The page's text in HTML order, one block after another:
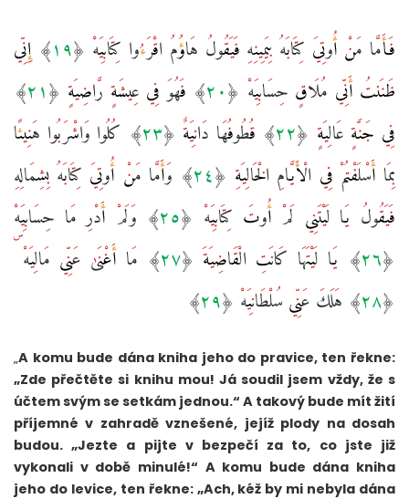
فَأَمَّا مَنْ أُوتِيَ كِتَابَهُ بِيَمِينِهِ فَيَقُولُ هَاؤُمُ اقْرَءُوا كِتَابِيَهْ ‎﴿١٩﴾‏ إِنِّي
ظَنَنتُ أَنِّي مُلَاقٍ حِسَابِيَهْ ‎﴿٢٠﴾‏ فَهُوَ فِي عِيشَةٍ رَّاضِيَةٍ ‎﴿٢١﴾‏
فِي جَنَّةٍ عَالِيَةٍ ‎﴿٢٢﴾‏ قُطُوفُهَا دَانِيَةٌ ‎﴿٢٣﴾‏ كُلُوا وَاشْرَبُوا هَنِيئًا
بِمَا أَسْلَفْتُمْ فِي الْأَيَّامِ الْخَالِيَةِ ‎﴿٢٤﴾‏ وَأَمَّا مَنْ أُوتِيَ كِتَابَهُ بِشِمَالِهِ
فَيَقُولُ يَا لَيْتَنِي لَمْ أُوتَ كِتَابِيَهْ ‎﴿٢٥﴾‏ وَلَمْ أَدْرِ مَا حِسَابِيَهْ
‎﴿٢٦﴾‏ يَا لَيْتَهَا كَانَتِ الْقَاضِيَةَ ‎﴿٢٧﴾‏ مَا أَغْنَىٰ عَنِّي مَالِيَهْ ۜ
„A komu bude dána kniha jeho do pravice, ten řekne:
„Zde přečtěte si knihu mou! Já soudil jsem vždy, že s
účtem svým se setkám jednou.“ A takový bude mít žití
příjemné v zahradě vznešené, jejíž plody na dosah
budou. „Jezte a pijte v bezpečí za to, co jste již
vykonali v době minulé!“ A komu bude dána kniha
jeho do levice, ten řekne: „Ach, kéž by mi nebyla dána